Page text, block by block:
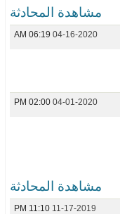
مشاهدة المحادثة
04-16-2020
06:19 AM
04-01-2020
02:00 PM
مشاهدة المحادثة
11-17-2019
11:10 PM